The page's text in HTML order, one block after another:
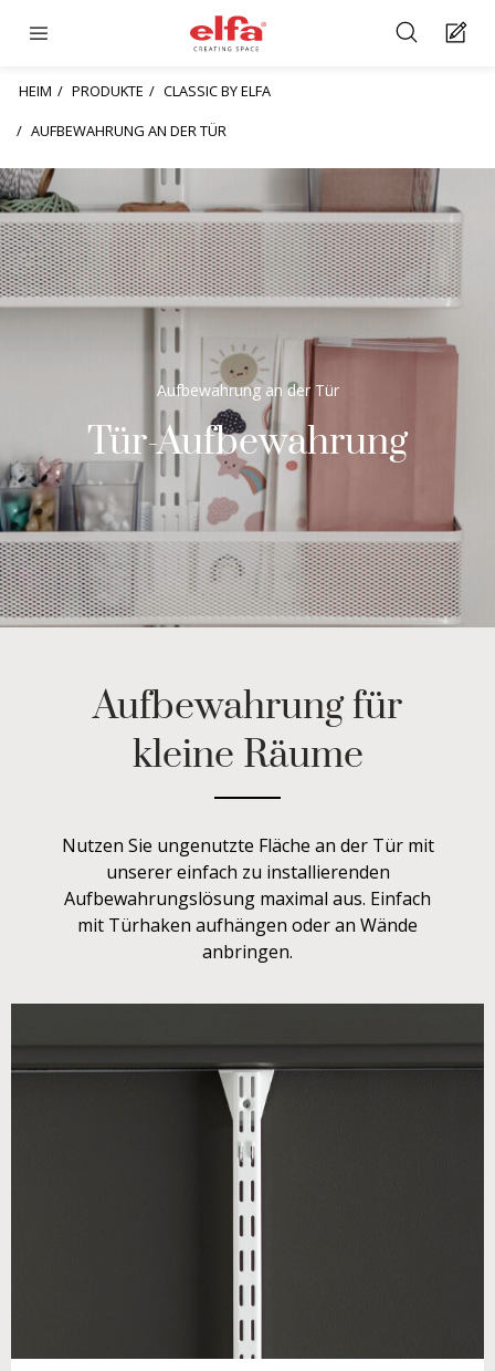
HEIM PRODUKTE
CLASSIC BY ELFA
AUFBEWAHRUNG AN DER TÜR
Aufbewahrung an der Tür
Tür-Aufbewahrung
Aufbewahrung für
kleine Räume
Nutzen Sie ungenutzte Fläche an der Tür mit
unserer einfach zu installierenden
Aufbewahrungslösung maximal aus. Einfach
mit Türhaken aufhängen oder an Wände
anbringen.